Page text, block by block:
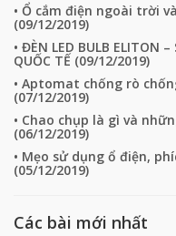
• Ổ cắm điện ngoài trời
(09/12/2019)
• ĐÈN LED BULB ELITON
QUỐC TẾ (09/12/2019)
• Aptomat chống rò
(07/12/2019)
• Chao chụp là gì và
(06/12/2019)
• Mẹo sử dụng ổ điện,
(05/12/2019)
Các bài mới nhất